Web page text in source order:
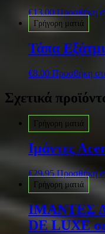
€13.00 Προσθήκη
Γρήγορη ματιά
Τάπα
€8.00 Προσθήκη
Σχετικά
Γρήγορη ματιά
Iμάντες
€29.95 Προσθήκη
Γρήγορη ματιά
ΙΜΑΝΤΕΣ
DE LUXE